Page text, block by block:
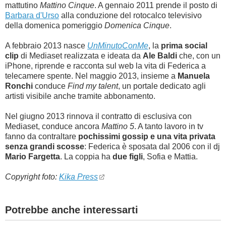
mattutino Mattino Cinque. A gennaio 2011 prende il posto di
Barbara d'Urso alla conduzione del rotocalco televisivo
della domenica pomeriggio Domenica Cinque.
A febbraio 2013 nasce UnMinutoConMe, la prima social
clip di Mediaset realizzata e ideata da Ale Baldi che, con un
iPhone, riprende e racconta sul web la vita di Federica a
telecamere spente. Nel maggio 2013, insieme a Manuela
Ronchi conduce Find my talent, un portale dedicato agli
artisti visibile anche tramite abbonamento.
Nel giugno 2013 rinnova il contratto di esclusiva con
Mediaset, conduce ancora Mattino 5. A tanto lavoro in tv
fanno da contraltare pochissimi gossip e una vita privata
senza grandi scosse: Federica è sposata dal 2006 con il dj
Mario Fargetta. La coppia ha due figli, Sofia e Mattia.
Copyright foto: Kika Press
Potrebbe anche interessarti